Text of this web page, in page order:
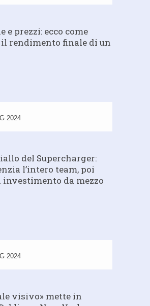
e prezzi: ecco come
rendimento finale di un
2024
del Supercharger:
l’intero team, poi
da mezzo
2024
visivo» mette in